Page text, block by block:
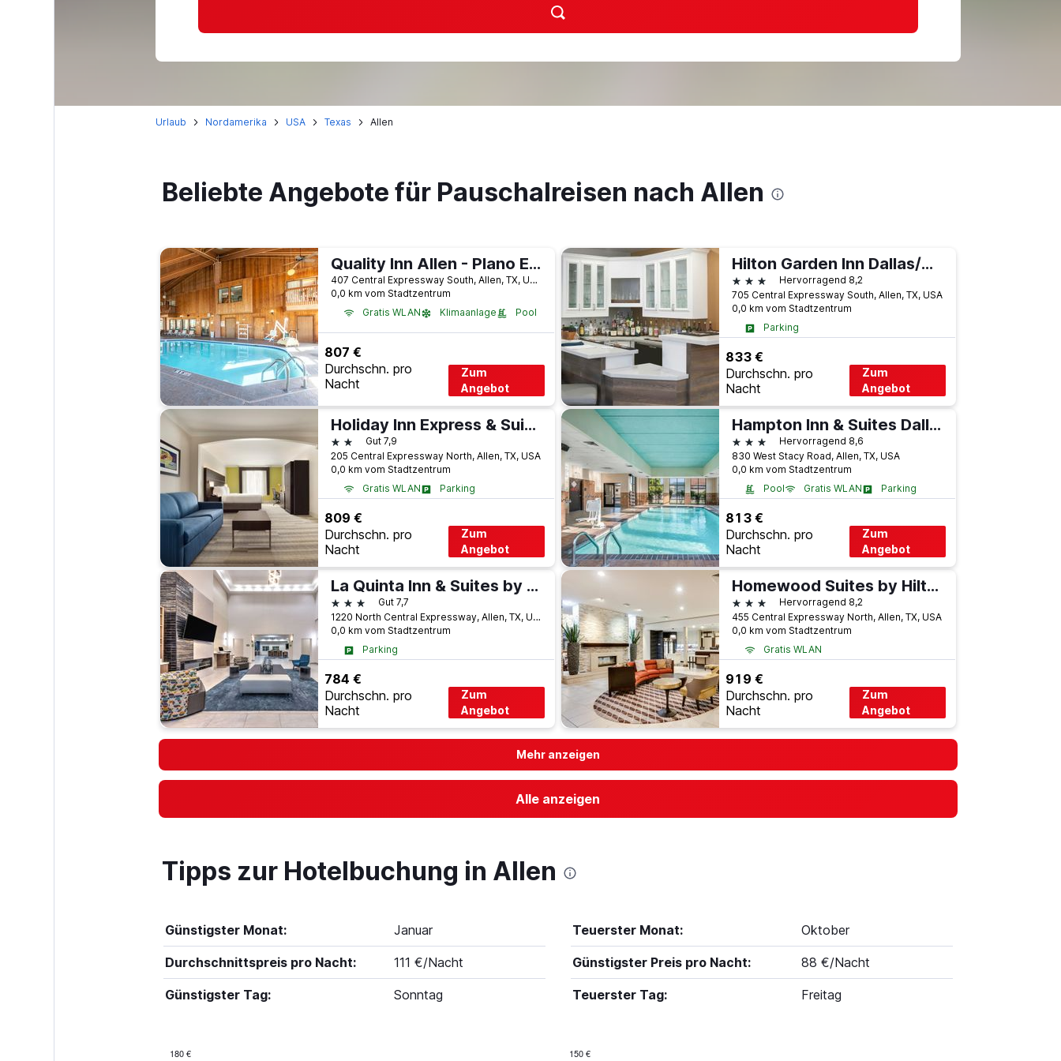
Urlaub Nordamerika USA Texas Allen
Beliebte Angebote für Pauschalreisen nach Allen
Quality Inn Allen - Plano East
407 Central Expressway South, Allen, TX, USA
0,0 km vom Stadtzentrum
Gratis WLAN
Klimaanlage Pool
807 €
Durchschn. pro
Nacht
Zum
Angebot
Hilton Garden Inn Dallas/Allen
3 SterneHervorragend 8,2
705 Central Expressway South, Allen, TX, USA
0,0 km vom Stadtzentrum
Parking
833 €
Durchschn. pro
Nacht
Zum
Angebot
Holiday Inn Express & Suites Dallas Ne - Allen By IHG
2 SterneGut 7,9
205 Central Expressway North, Allen, TX, USA
0,0 km vom Stadtzentrum
Gratis WLAN
Parking
809 €
Durchschn. pro
Nacht
Zum
Angebot
Hampton Inn & Suites Dallas Allen
3 SterneHervorragend 8,6
830 West Stacy Road, Allen, TX, USA
0,0 km vom Stadtzentrum
Pool
Gratis WLAN Parking
813 €
Durchschn. pro
Nacht
Zum
Angebot
La Quinta Inn & Suites by Wyndham Allen at The Village
3 SterneGut 7,7
1220 North Central Expressway, Allen, TX, USA
0,0 km vom Stadtzentrum
Parking
784 €
Durchschn. pro
Nacht
Zum
Angebot
Homewood Suites by Hilton Dallas/Allen
3 SterneHervorragend 8,2
455 Central Expressway North, Allen, TX, USA
0,0 km vom Stadtzentrum
Gratis WLAN
919 €
Durchschn. pro
Nacht
Zum
Angebot
Mehr anzeigen
Alle anzeigen
Tipps zur Hotelbuchung in Allen
Günstigster Monat: Januar Teuerster Monat: Oktober
Durchschnittspreis pro Nacht: 111 €/Nacht Günstigster Preis pro Nacht: 88 €/Nacht
Günstigster Tag: Sonntag Teuerster Tag: Freitag
180 € 150 €